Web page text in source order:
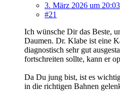
3. März 2026 um 20:03
#21
Ich wünsche Dir das Beste,
Daumen. Dr. Klabe ist eine
diagnostisch sehr gut
fortschreiten sollte, kann er
Da Du jung bist, ist es
in die richtigen Bahnen